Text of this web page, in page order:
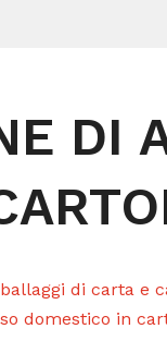
DI
di carta e
domestico in